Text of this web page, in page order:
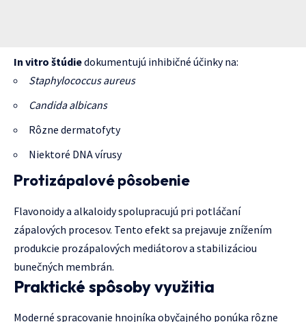
In vitro štúdiedokumentujú inhibičné účinky na:
Staphylococcus aureus
Candida albicans
Rôzne dermatofyty
Niektoré DNA vírusy
Protizápalové pôsobenie
Flavonoidy a alkaloidy spolupracujú pri potláčaní
zápalových procesov. Tento efekt sa prejavuje znížením
produkcie prozápalových mediátorov a stabilizáciou
bunečných membrán.
Praktické spôsoby využitia
Moderné spracovanie hnojníka obyčajného ponúka rôzne